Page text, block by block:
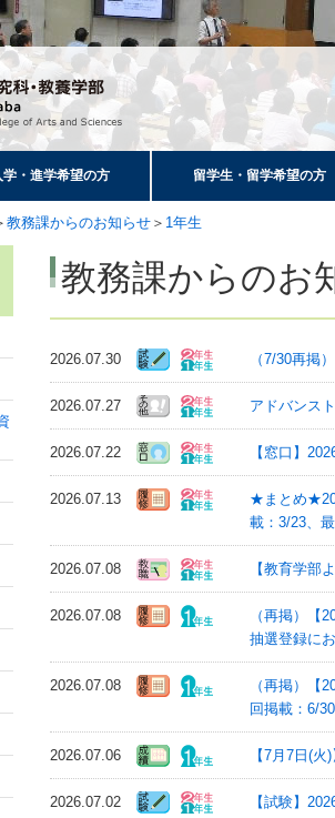
学・進学希望の方 留学生・留学希望の方
教務課からのお知らせ ＞ 1年生
教務課からのお
2026.07.30 （7/30再掲
2026.07.27 アドバンス
2026.07.22 【窓口】
2026.07.13
★まとめ
載：3/23、
2026.07.08 【教育学部
2026.07.08
（再掲）【
抽選登録に
2026.07.08
（再掲）【
回掲載：6/
2026.07.06 【7月7日(
2026.07.02 【試験】